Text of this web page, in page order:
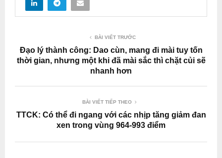
BÀI VIẾT TRƯỚC
Đạo lý thành công: Dao cùn, mang đi mài tuy tốn
thời gian, nhưng một khi đã mài sắc thì chặt củi sẽ
nhanh hơn
BÀI VIẾT TIẾP THEO
TTCK: Có thể đi ngang với các nhịp tăng giảm đan
xen trong vùng 964-993 điểm